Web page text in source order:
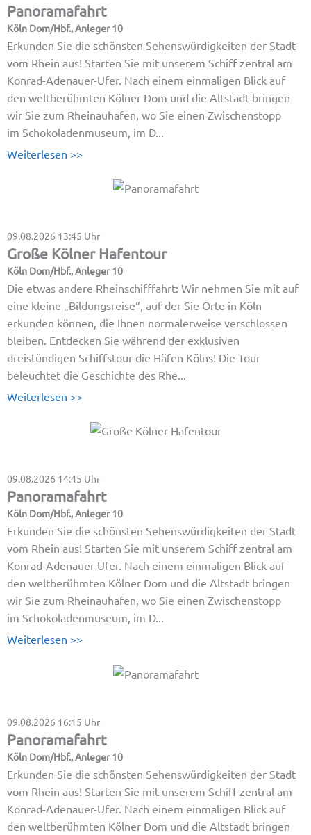
Panoramafahrt
Köln Dom/Hbf., Anleger 10
Erkunden Sie die schönsten Sehenswürdigkeiten der Stadt
vom Rhein aus! Starten Sie mit unserem Schiff zentral am
Konrad-Adenauer-Ufer. Nach einem einmaligen Blick auf
den weltberühmten Kölner Dom und die Altstadt bringen
wir Sie zum Rheinauhafen, wo Sie einen Zwischenstopp
im Schokoladenmuseum, im D...
Weiterlesen >>
09.08.2026 13:45 Uhr
Große Kölner Hafentour
Köln Dom/Hbf., Anleger 10
Die etwas andere Rheinschifffahrt: Wir nehmen Sie mit auf
eine kleine „Bildungsreise“, auf der Sie Orte in Köln
erkunden können, die Ihnen normalerweise verschlossen
bleiben. Entdecken Sie während der exklusiven
dreistündigen Schiffstour die Häfen Kölns! Die Tour
beleuchtet die Geschichte des Rhe...
Weiterlesen >>
09.08.2026 14:45 Uhr
Panoramafahrt
Köln Dom/Hbf., Anleger 10
Erkunden Sie die schönsten Sehenswürdigkeiten der Stadt
vom Rhein aus! Starten Sie mit unserem Schiff zentral am
Konrad-Adenauer-Ufer. Nach einem einmaligen Blick auf
den weltberühmten Kölner Dom und die Altstadt bringen
wir Sie zum Rheinauhafen, wo Sie einen Zwischenstopp
im Schokoladenmuseum, im D...
Weiterlesen >>
09.08.2026 16:15 Uhr
Panoramafahrt
Köln Dom/Hbf., Anleger 10
Erkunden Sie die schönsten Sehenswürdigkeiten der Stadt
vom Rhein aus! Starten Sie mit unserem Schiff zentral am
Konrad-Adenauer-Ufer. Nach einem einmaligen Blick auf
den weltberühmten Kölner Dom und die Altstadt bringen